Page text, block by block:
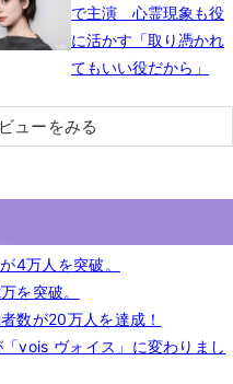
で主演 心霊現象も役
に活かす「取り憑かれ
てもいい役だから」
ューをみる
万人を突破。
を突破。
数が20万人を達成！
vois ヴォイス」に変わりまし